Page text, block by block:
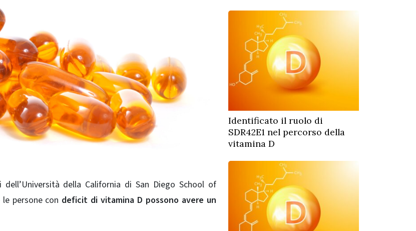
della California di San Diego School of
persone con deficit di vitamina D possono avere un
Identificato il ruolo di
SDR42E1 nel percorso della
vitamina D